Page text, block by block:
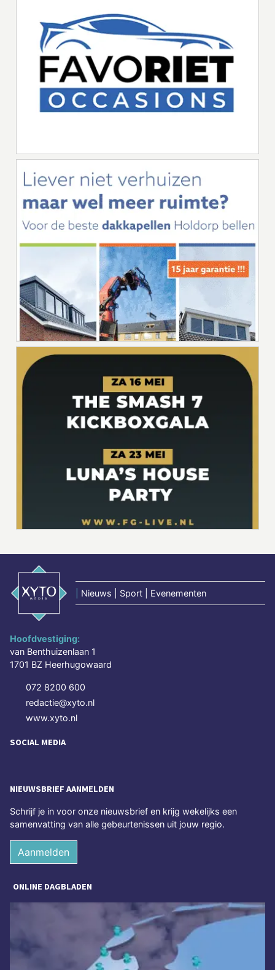
Nieuws | Sport | Evenementen
Hoofdvestiging:
van Benthuizenlaan 1
1701 BZ Heerhugowaard
072 8200 600
redactie@xyto.nl
www.xyto.nl
SOCIAL MEDIA
NIEUWSBRIEF AANMELDEN
Schrijf je in voor onze nieuwsbrief en krijg wekelijks een
samenvatting van alle gebeurtenissen uit jouw regio.
Aanmelden
ONLINE DAGBLADEN